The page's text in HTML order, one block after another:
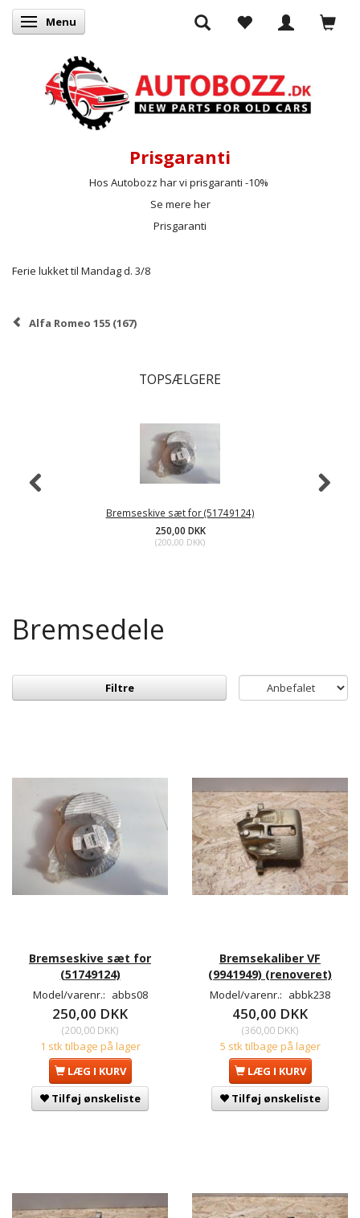
Skifte navigation
Menu
Prisgaranti
Hos Autobozz har vi prisgaranti -10%
Se mere her
Prisgaranti
Ferie lukket til Mandag d. 3/8
Alfa Romeo 155 (167)
TOPSÆLGERE
Bremseskive sæt for (51749124)
250,00 DKK
(200,00 DKK)
Bremsedele
Filtre
Bremseskive sæt for
(51749124)
Model/varenr.: abbs08
250,00 DKK
(200,00 DKK)
1 stk tilbage på lager
LÆG I KURV
Tilføj ønskeliste
Bremsekaliber VF
(9941949) (renoveret)
Model/varenr.: abbk238
450,00 DKK
(360,00 DKK)
5 stk tilbage på lager
LÆG I KURV
Tilføj ønskeliste